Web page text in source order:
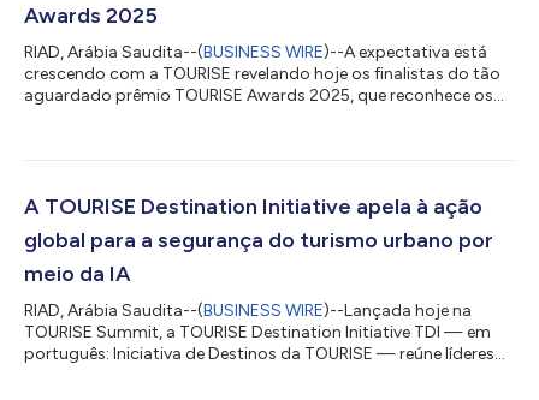
Awards 2025
RIAD, Arábia Saudita--(BUSINESS WIRE)--A expectativa está
crescendo com a TOURISE revelando hoje os finalistas do tão
aguardado prêmio TOURISE Awards 2025, que reconhece os
finalistas do TOURISE Awards deste ano, definindo o ritmo
mundo inteiro que não estão apenas mudando o jogo da
A TOURISE Destination Initiative apela à ação
global para a segurança do turismo urbano por
meio da IA
RIAD, Arábia Saudita--(BUSINESS WIRE)--Lançada hoje na
TOURISE Summit, a TOURISE Destination Initiative TDI — em
português: Iniciativa de Destinos da TOURISE — reúne líderes